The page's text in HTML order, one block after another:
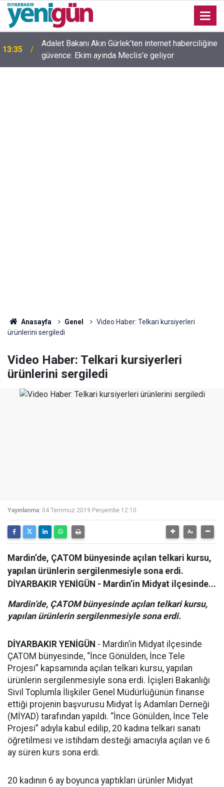
13:35
Adalet Bakanı Akın Gürlek’ten internet haberciliğine
güvence: Ekim ayında Meclis'e geliyor
Anasayfa Genel
Video Haber: Telkari kursiyerleri
ürünlerini sergiledi
Video Haber: Telkari kursiyerleri
ürünlerini sergiledi
Yayınlanma: 04 Temmuz 2019 Perşembe 12:10
Mardin’de, ÇATOM bünyesinde açılan telkari kursu,
yapılan ürünlerin sergilenmesiyle sona erdi.
DİYARBAKIR YENİGÜN - Mardin’in Midyat ilçesinde...
Mardin’de, ÇATOM bünyesinde açılan telkari kursu,
yapılan ürünlerin sergilenmesiyle sona erdi.
DİYARBAKIR YENİGÜN - Mardin’in Midyat ilçesinde
ÇATOM bünyesinde, “İnce Gönülden, İnce Tele
Projesi” kapsamında açılan telkari kursu, yapılan
ürünlerin sergilenmesiyle sona erdi. İçişleri Bakanlığı
Sivil Toplumla İlişkiler Genel Müdürlüğünün finanse
ettiği projenin başvurusu Midyat İş Adamları Derneği
(MİYAD) tarafından yapıldı. “İnce Gönülden, İnce Tele
Projesi” adıyla kabul edilip, 20 kadına telkari sanatı
öğretilmesi ve istihdam desteği amacıyla açılan ve 6
ay süren kurs sona erdi.
20 kadının 6 ay boyunca yaptıkları ürünler Midyat